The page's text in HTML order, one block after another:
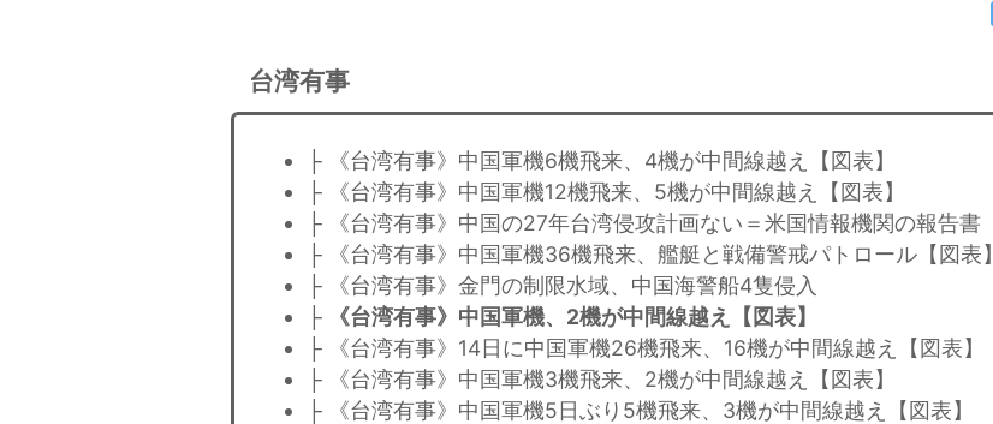
台湾有事
├ 《台湾有事》中国軍機6機飛来、4機が中間線越え【図表】
├ 《台湾有事》中国軍機12機飛来、5機が中間線越え【図表】
├ 《台湾有事》中国の27年台湾侵攻計画ない＝米国情報機関の報告書
├ 《台湾有事》中国軍機36機飛来、艦艇と戦備警戒パトロール【図表】
├ 《台湾有事》金門の制限水域、中国海警船4隻侵入
├
《台湾有事》中国軍機、2機が中間線越え【図表】
├ 《台湾有事》14日に中国軍機26機飛来、16機が中間線越え【図表】
├ 《台湾有事》中国軍機3機飛来、2機が中間線越え【図表】
├ 《台湾有事》中国軍機5日ぶり5機飛来、3機が中間線越え【図表】